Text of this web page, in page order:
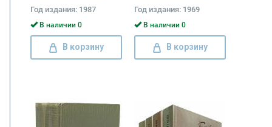
Фадеев
Год издания: 1987
В наличии 0
В корзину
Островский, Семен
Трегуб
Год издания: 1969
В наличии 0
В корзину